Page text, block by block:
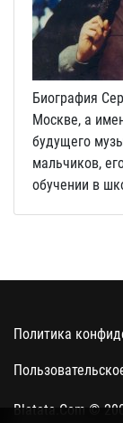
Биография
Москве, а
будущего
мальчиков,
обучении в
Политика
Blatata.Com ©